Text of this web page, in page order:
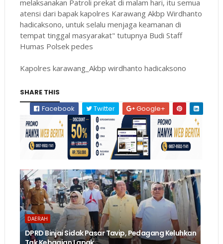
melaksanakan Patroli prekat di malam hari, itu semua
atensi dari bapak kapolres Karawang Akbp Wirdhanto
hadicaksono, untuk selalu menjaga keamanan di
tempat tinggal masyarakat" tutupnya Budi Staff
Humas Polsek pedes
Kapolres karawang_Akbp wirdhanto hadicaksono
SHARE THIS
Facebook
Twitter Google+
DAERAH
DPRD Binjai Sidak Pasar Tavip, Pedagang Keluhkan